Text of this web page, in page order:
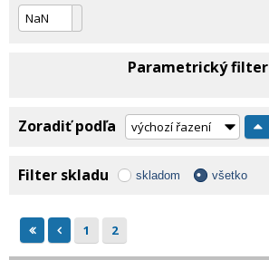
Parametrický filter
Zoradiť podľa
Filter skladu skladom všetko
1 2